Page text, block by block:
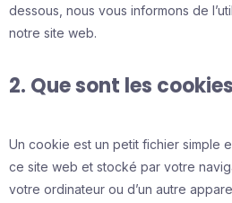
dessous, nous vous informons de
notre site web.
2. Que sont les
Un cookie est un petit fichier simple
ce site web et stocké par votre
votre ordinateur ou d’un autre